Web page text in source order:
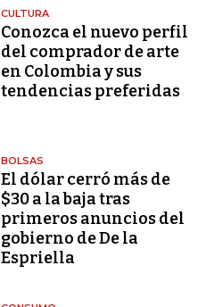
CULTURA
Conozca el nuevo perfil
del comprador de arte
en Colombia y sus
tendencias preferidas
BOLSAS
El dólar cerró más de
$30 a la baja tras
primeros anuncios del
gobierno de De la
Espriella